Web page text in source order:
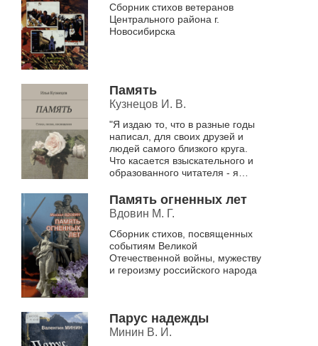
Сборник стихов ветеранов
Центрального района г.
Новосибирска
Память
Кузнецов И. В.
"Я издаю то, что в разные годы
написал, для своих друзей и
людей самого близкого круга.
Что касается взыскательного и
образованного читателя - я
камертоны, которые...
Память огненных лет
Вдовин М. Г.
Сборник стихов, посвященных
событиям Великой
Отечественной войны, мужеству
и героизму российского народа
Парус надежды
Минин В. И.